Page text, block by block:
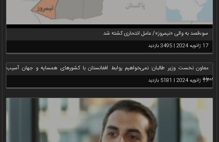
سوءقصد به والی «نیمروز»/ عامل انتحاری کشته شد
17 ژانویه 2024 | 3495 بازدید
معاون نخست وزیر طالبان: نمی‌خواهیم روابط افغانستان با کشورهای همسایه و جهان آسیب
ببیند
17 ژانویه 2024 | 5181 بازدید